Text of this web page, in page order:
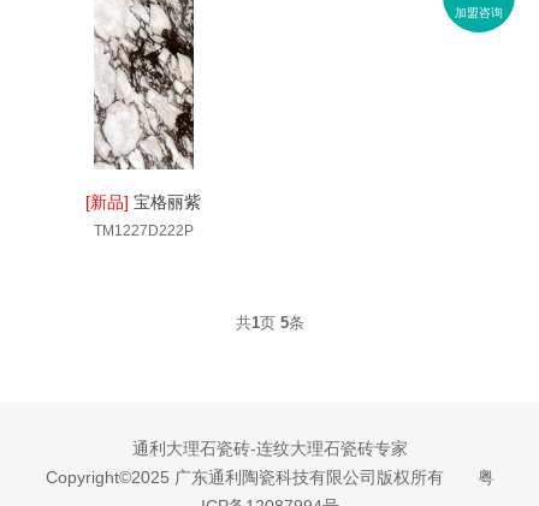
[新品]宝格丽紫
TM1227D222P
共1页 5条
通利大理石瓷砖-连纹大理石瓷砖专家
Copyright©2025 广东通利陶瓷科技有限公司版权所有
粤
加盟咨询